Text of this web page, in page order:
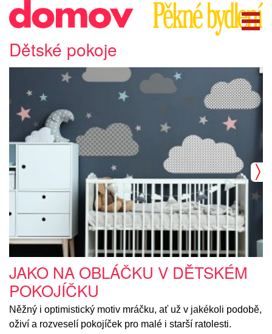
Dětské pokoje
JAKO NA OBLÁČKU V DĚTSKÉM
POKOJÍČKU
Něžný i optimistický motiv mráčku, ať už v jakékoli podobě,
oživí a rozveselí pokojíček pro malé i starší ratolesti.